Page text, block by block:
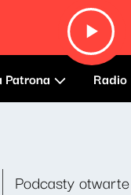
Patrona Radio
Podcasty otwarte